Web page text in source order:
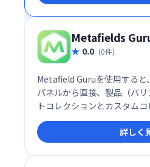
Metafields
0.0 (0件)
Metafield Guruを使用する
パネルから直接、製品（バ
トコレクションとカスタム
（ドラフト注文を含む）、
のメタフィールドを作成、更
詳しく